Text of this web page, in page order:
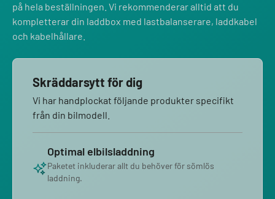
på hela beställningen. Vi rekommenderar alltid att du
kompletterar din laddbox med lastbalanserare, laddkabel
och kabelhållare.
Skräddarsytt för dig
Vi har handplockat följande produkter specifikt
från din bilmodell.
Optimal elbilsladdning
Paketet inkluderar allt du behöver för sömlös
laddning.